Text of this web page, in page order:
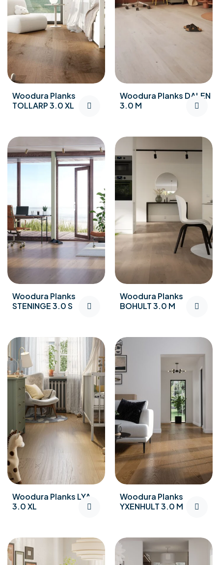
Woodura Planks
TOLLARP 3.0 XL
Woodura Planks DALEN
3.0 M
Woodura Planks
STENINGE 3.0 S
Woodura Planks
BOHULT 3.0 M
Woodura Planks LYA
3.0 XL
Woodura Planks
YXENHULT 3.0 M